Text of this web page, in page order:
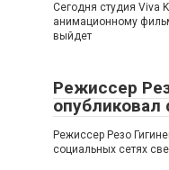
Сегодня студия Viva
анимационному
выйдет
Режиссер
Режиссер Резо
социальных сетях